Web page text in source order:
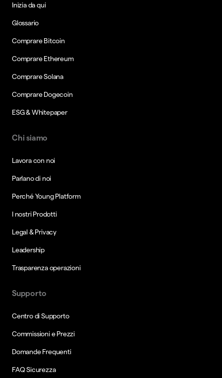
Inizia da qui
Glossario
Comprare Bitcoin
Comprare Ethereum
Comprare Solana
Comprare Dogecoin
ESG & Whitepaper
Chi siamo
Lavora con noi
Parlano di noi
Perché Young Platform
I nostri Prodotti
Legal & Privacy
Leadership
Trasparenza operazioni
Supporto
Centro di Supporto
Commissioni e Prezzi
Domande Frequenti
FAQ Sicurezza